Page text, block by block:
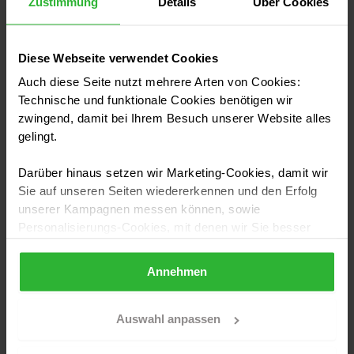
Diese Webseite verwendet Cookies
Auch diese Seite nutzt mehrere Arten von Cookies:
Technische und funktionale Cookies benötigen wir
zwingend, damit bei Ihrem Besuch unserer Website alles
gelingt.
Darüber hinaus setzen wir Marketing-Cookies, damit wir
Sie auf unseren Seiten wiedererkennen und den Erfolg
unserer Kampagnen messen können, sowie
Personalisierungs-Cookies, mit denen wir Sie besser
jederzeit über Ihren Browser tun. Sie können natürlich
Annehmen
Auswahl anpassen
Sogenannte Gründerzeithäuser entstammen in der Regel dem
Etwa um 1850 löst der Historismus in vielen Teilen
Europas die Architekturepoche des Klassizismus ab